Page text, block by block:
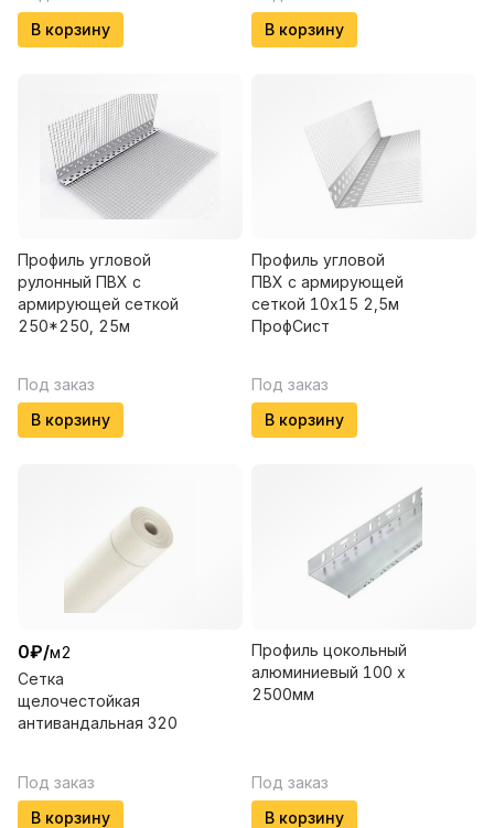
В корзину
В корзину
Профиль угловой
рулонный ПВХ с
армирующей сеткой
250*250, 25м
Под заказ
В корзину
Профиль угловой
ПВХ с армирующей
сеткой 10х15 2,5м
ПрофСист
Под заказ
В корзину
0₽/м2
Сетка
щелочестойкая
антивандальная 320
Под заказ
В корзину
Профиль цокольный
алюминиевый 100 х
2500мм
Под заказ
В корзину